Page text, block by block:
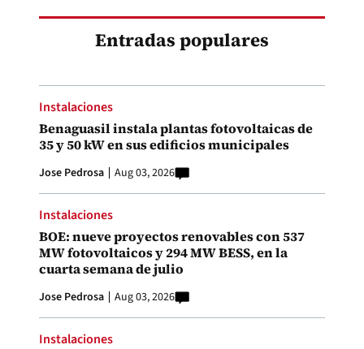
Entradas populares
Instalaciones
Benaguasil instala plantas fotovoltaicas de
35 y 50 kW en sus edificios municipales
Jose Pedrosa Aug 03, 2026
Instalaciones
BOE: nueve proyectos renovables con 537
MW fotovoltaicos y 294 MW BESS, en la
cuarta semana de julio
Jose Pedrosa Aug 03, 2026
Instalaciones